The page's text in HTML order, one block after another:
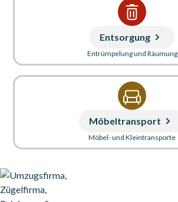
Entsorgung
Entrümpelung und Räumung
Möbeltransport
Möbel- und Kleintransporte